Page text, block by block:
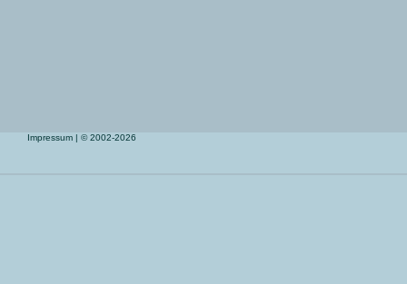
Impressum | © 2002-2026